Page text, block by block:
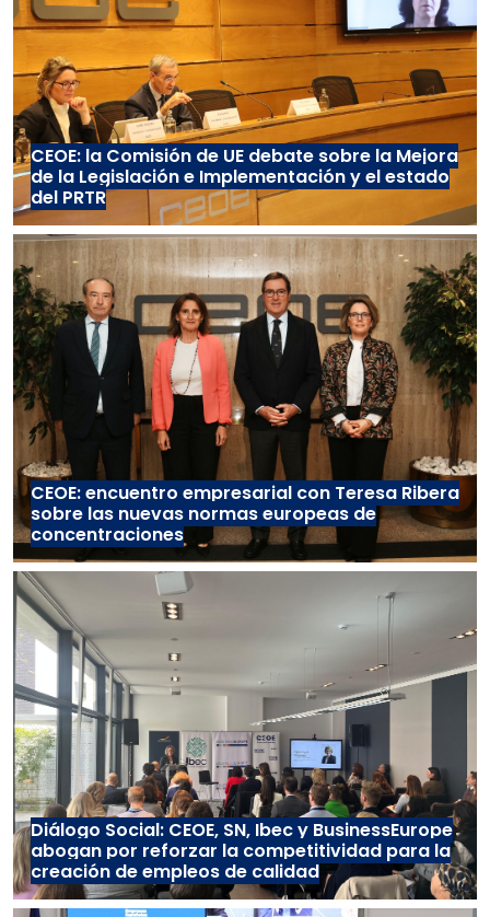
CEOE: la Comisión de UE debate sobre la Mejora
de la Legislación e Implementación y el estado
del PRTR
CEOE: encuentro empresarial con Teresa Ribera
sobre las nuevas normas europeas de
concentraciones
Diálogo Social: CEOE, SN, Ibec y BusinessEurope
abogan por reforzar la competitividad para la
creación de empleos de calidad